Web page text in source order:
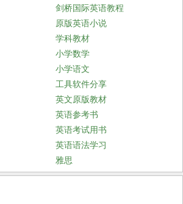
剑桥国际英语教程
原版英语小说
学科教材
小学数学
小学语文
工具软件分享
英文原版教材
英语参考书
英语考试用书
英语语法学习
雅思